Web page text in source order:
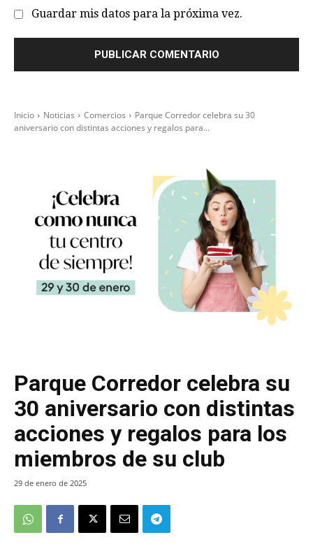
Guardar mis datos para la próxima vez.